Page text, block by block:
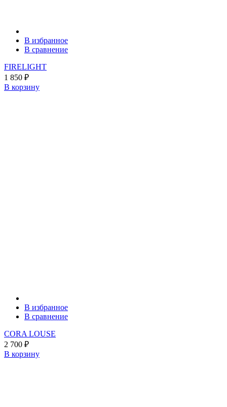
В избранное
В сравнение
FIRELIGHT
1 850 ₽
В корзину
В избранное
В сравнение
CORA LOUSE
2 700 ₽
В корзину